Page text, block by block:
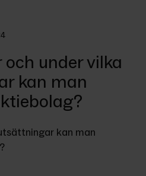
och under vilka
kan man
kan man